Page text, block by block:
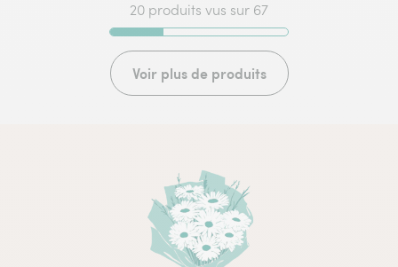
20 produits vus sur 67
Voir plus de produits